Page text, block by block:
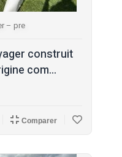
– pre
construit
com...
Comparer